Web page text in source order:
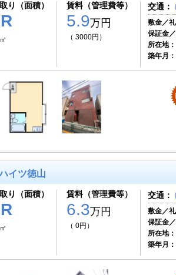
り（面積） 賃料（管理費等）
5.9万円
（ 3000円）
交通：
敷金／礼
保証金
所在地：
築年月：
イツ徳山
り（面積） 賃料（管理費等）
6.3万円
（ 0円）
交通：
敷金／礼
保証金
所在地：
築年月：